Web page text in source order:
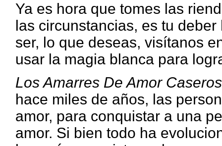
Ya es hora que tomes las
las circunstancias, es tu
ser, lo que deseas, visítanos
usar la magia blanca para
Los Amarres De Amor
hace miles de años, las
amor, para conquistar a una
amor. Si bien todo ha